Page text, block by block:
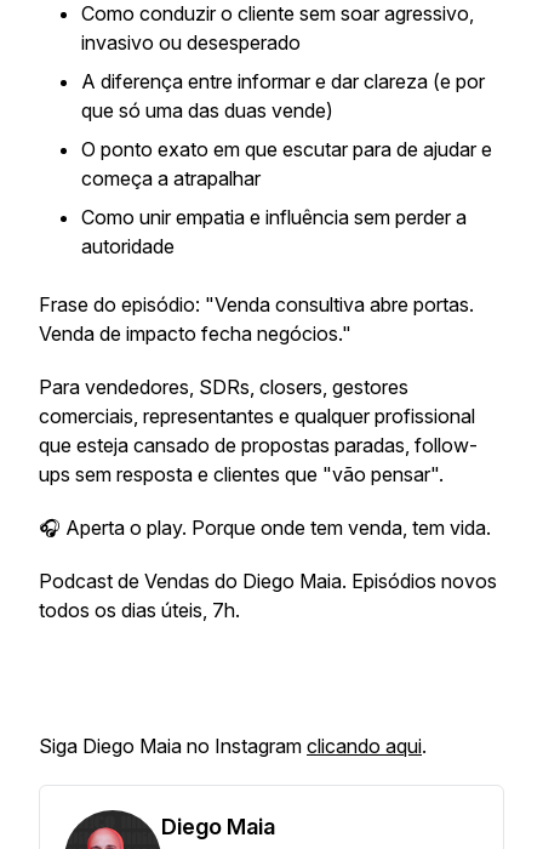
Como conduzir o cliente sem soar agressivo,
invasivo ou desesperado
A diferença entre informar e dar clareza (e por
que só uma das duas vende)
O ponto exato em que escutar para de ajudar e
começa a atrapalhar
Como unir empatia e influência sem perder a
autoridade
Frase do episódio: "Venda consultiva abre portas.
Venda de impacto fecha negócios."
Para vendedores, SDRs, closers, gestores
comerciais, representantes e qualquer profissional
que esteja cansado de propostas paradas, follow-
ups sem resposta e clientes que "vão pensar".
🎧 Aperta o play. Porque onde tem venda, tem vida.
Podcast de Vendas do Diego Maia. Episódios novos
todos os dias úteis, 7h.
Siga Diego Maia no Instagram clicando aqui.
Diego Maia